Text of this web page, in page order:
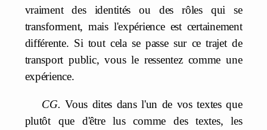
vraiment des identités ou des rôles qui se
transforment, mais l'expérience est certainement
différente. Si tout cela se passe sur ce trajet de
transport public, vous le ressentez comme une
expérience.
CG.Vous dites dans l'un de vos textes que
plutôt que d'être lus comme des textes, les